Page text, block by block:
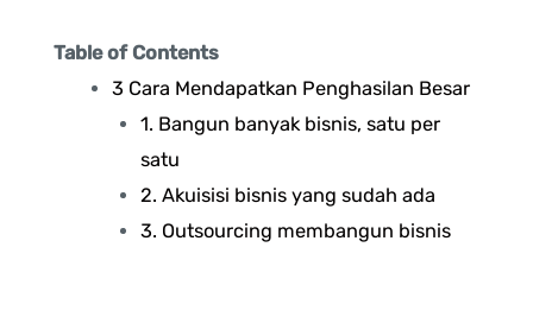
Table of Contents
3 Cara Mendapatkan Penghasilan Besar
1. Bangun banyak bisnis, satu per
satu
2. Akuisisi bisnis yang sudah ada
3. Outsourcing membangun bisnis